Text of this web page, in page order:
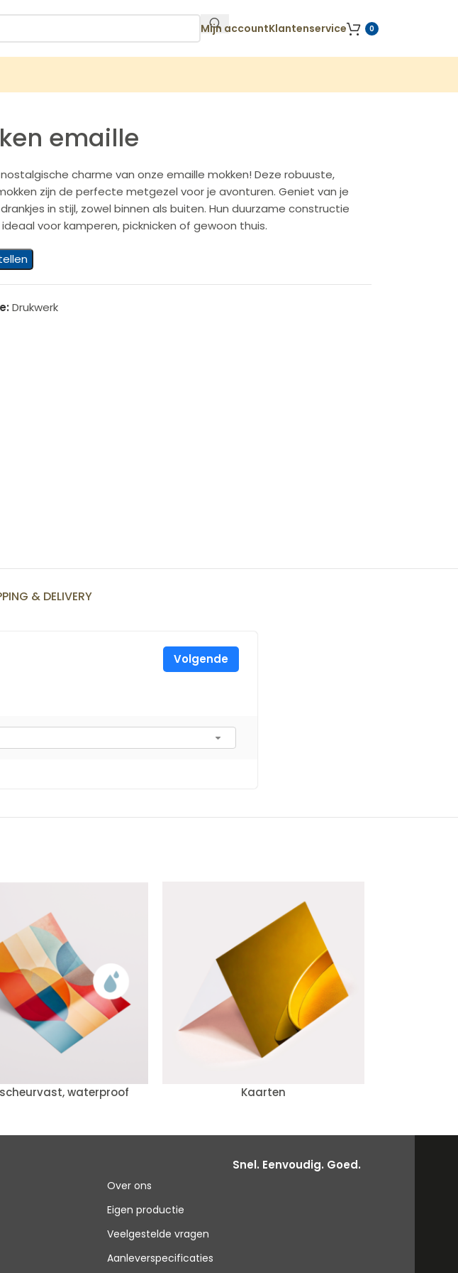
Mijn accountKlantenservice 0
emaille
nostalgische charme van onze emaille mokken! Deze robuuste,
zijn de perfecte metgezel voor je avonturen. Geniet van je
in stijl, zowel binnen als buiten. Hun duurzame constructie
voor kamperen, picknicken of gewoon thuis.
Drukwerk
& DELIVERY
Volgende
waterproof Kaarten
Snel. Eenvoudig. Goed.
Over ons
Eigen productie
Veelgestelde vragen
Aanleverspecificaties